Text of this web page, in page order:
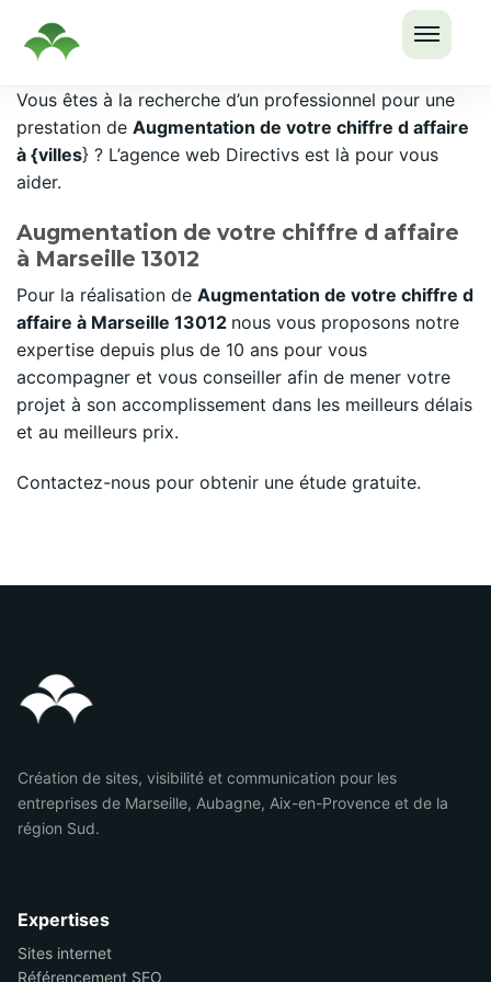
LE
MENU
Passer
au
contenu
Vous êtes à la recherche d’un professionnel pour une
prestation de Augmentation de votre chiffre d affaire
à {villes} ? L’agence web Directivs est là pour vous
aider.
Augmentation de votre chiffre d affaire
à Marseille 13012
Pour la réalisation de Augmentation de votre chiffre d
affaire à Marseille 13012 nous vous proposons notre
expertise depuis plus de 10 ans pour vous
accompagner et vous conseiller afin de mener votre
projet à son accomplissement dans les meilleurs délais
et au meilleurs prix.
Contactez-nous pour obtenir une étude gratuite.
Création de sites, visibilité et communication pour les
entreprises de Marseille, Aubagne, Aix-en-Provence et de la
région Sud.
Expertises
Sites internet
Référencement SEO